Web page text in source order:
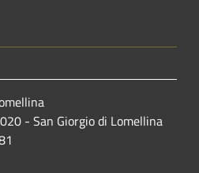
- San Giorgio di Lomellina